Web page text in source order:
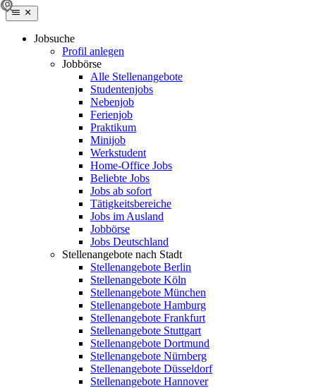
Jobsuche
Profil anlegen
Jobbörse
Alle Stellenangebote
Studentenjobs
Nebenjob
Ferienjob
Praktikum
Minijob
Werkstudent
Home-Office Jobs
Beliebte Jobs
Jobs ab sofort
Tätigkeitsbereiche
Jobs im Ausland
Jobbörse
Jobs Deutschland
Stellenangebote nach Stadt
Stellenangebote Berlin
Stellenangebote Köln
Stellenangebote München
Stellenangebote Hamburg
Stellenangebote Frankfurt
Stellenangebote Stuttgart
Stellenangebote Dortmund
Stellenangebote Nürnberg
Stellenangebote Düsseldorf
Stellenangebote Hannover